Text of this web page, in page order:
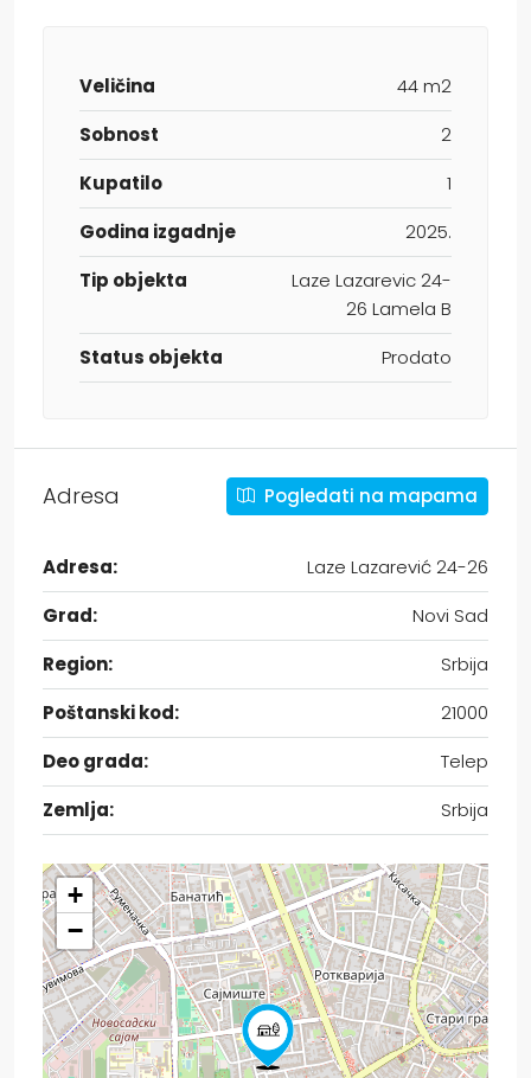
Veličina
44 m2
Sobnost
2
Kupatilo
1
Godina izgadnje
2025.
Tip objekta
Laze Lazarevic 24-
26 Lamela B
Status objekta
Prodato
Adresa Pogledati na mapama
Adresa:
Laze Lazarević 24-26
Grad:
Novi Sad
Region:
Srbija
Poštanski kod:
21000
Deo grada:
Telep
Zemlja:
Srbija
+
−